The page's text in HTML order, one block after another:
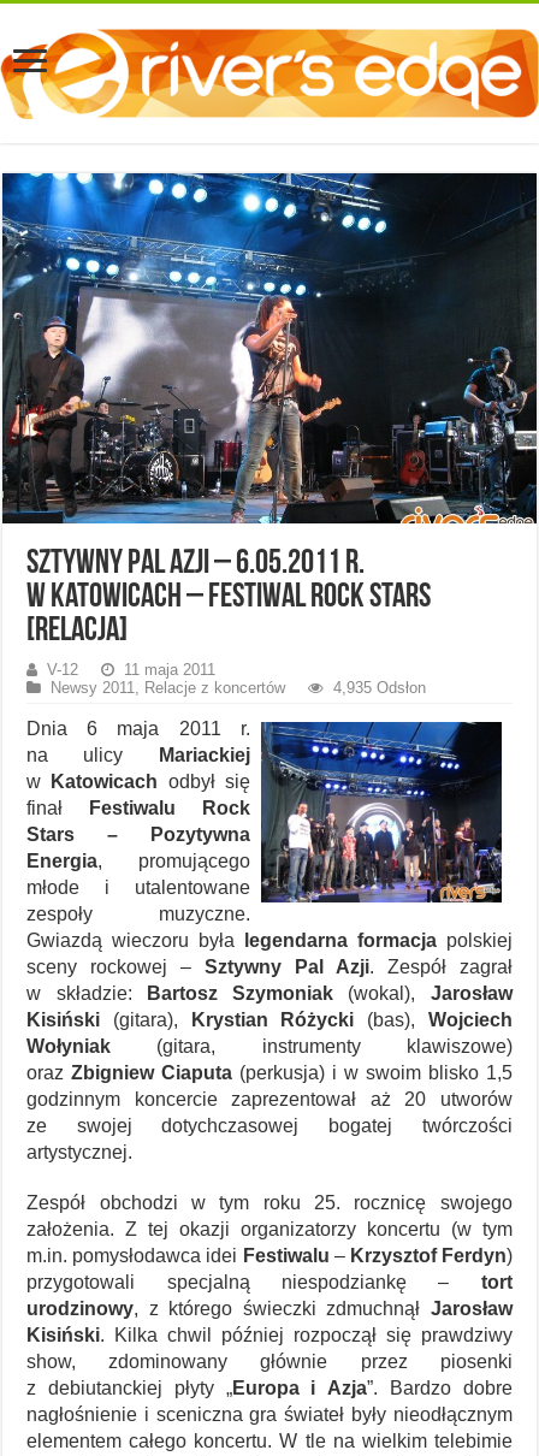
Sztywny Pal Azji – 6.05.2011 r.
w Katowicach – Festiwal Rock Stars
[relacja]
V-12
11 maja 2011
Newsy 2011, Relacje z koncertów 4,935 Odsłon
Dnia 6 maja 2011 r.
na ulicy
Mariackiej
w
Katowicach odbył się
finał
Festiwalu Rock
Stars – Pozytywna
Energia, promującego
młode i utalentowane
zespoły muzyczne.
Gwiazdą wieczoru była
legendarna formacjapolskiej
sceny rockowej –Sztywny Pal Azji. Zespół zagrał
w składzie:
Bartosz Szymoniak (wokal), Jarosław
Kisiński (gitara), Krystian Różycki (bas), Wojciech
Wołyniak (gitara, instrumenty klawiszowe)
orazZbigniew Ciaputa (perkusja) i w swoim blisko 1,5
godzinnym koncercie zaprezentował aż 20 utworów
ze swojej dotychczasowej bogatej twórczości
artystycznej.
Zespół obchodzi w tym roku 25. rocznicę swojego
założenia. Z tej okazji organizatorzy koncertu (w tym
m.in. pomysłodawca idei Festiwalu – Krzysztof Ferdyn)
przygotowali specjalną niespodziankę – tort
urodzinowy, z którego świeczki zdmuchnął Jarosław
Kisiński. Kilka chwil później rozpoczął się prawdziwy
show, zdominowany głównie przez piosenki
z debiutanckiej płyty „Europa i Azja”. Bardzo dobre
nagłośnienie i sceniczna gra świateł były nieodłącznym
elementem całego koncertu. W tle na wielkim telebimie